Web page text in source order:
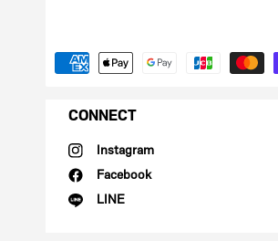
CONNECT
Instagram
Facebook
LINE